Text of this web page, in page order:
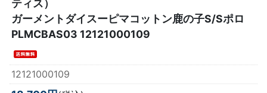
ティス）
ガーメントダイスーピマコットン鹿の子S/Sポロ
PLMCBAS03 12121000109
12121000109